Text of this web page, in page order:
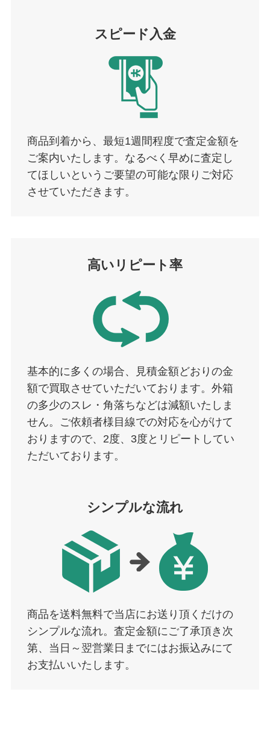
スピード入金
商品到着から、最短1週間程度で査定金額を
ご案内いたします。なるべく早めに査定し
てほしいというご要望の可能な限りご対応
させていただきます。
高いリピート率
基本的に多くの場合、見積金額どおりの金
額で買取させていただいております。外箱
の多少のスレ・角落ちなどは減額いたしま
せん。ご依頼者様目線での対応を心がけて
おりますので、2度、3度とリピートしてい
ただいております。
シンプルな流れ
商品を送料無料で当店にお送り頂くだけの
シンプルな流れ。査定金額にご了承頂き次
第、当日～翌営業日までにはお振込みにて
お支払いいたします。